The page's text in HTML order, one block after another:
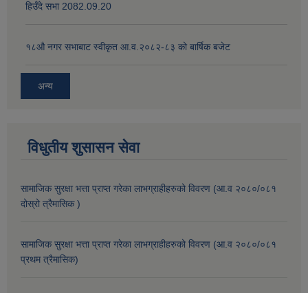
हिउँदे सभा 2082.09.20
१८‍औ नगर सभाबाट स्वीकृत आ.व.२०८२-८३ को बार्षिक बजेट
अन्य
विधुतीय शुसासन सेवा
सामाजिक सुरक्षा भत्ता प्राप्त गरेका लाभग्राहीहरुको विवरण (आ.व २०८०/०८१
दोस्रो त्रैमासिक )
सामाजिक सुरक्षा भत्ता प्राप्त गरेका लाभग्राहीहरुको विवरण (आ.व २०८०/०८१
प्रथम त्रैमासिक)